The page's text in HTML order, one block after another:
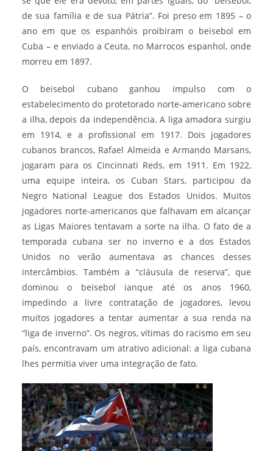
de sua família e de sua Pátria”. Foi preso em 1895 – o
ano em que os espanhóis proibiram o beisebol em
Cuba – e enviado a Ceuta, no Marrocos espanhol, onde
morreu em 1897.
O beisebol cubano ganhou impulso com o
estabelecimento do protetorado norte-americano sobre
a ilha, depois da independência. A liga amadora surgiu
em 1914, e a profissional em 1917. Dois jogadores
cubanos brancos, Rafael Almeida e Armando Marsans,
jogaram para os Cincinnati Reds, em 1911. Em 1922,
uma equipe inteira, os Cuban Stars, participou da
Negro National League dos Estados Unidos. Muitos
jogadores norte-americanos que falhavam em alcançar
as Ligas Maiores tentavam a sorte na ilha. O fato de a
temporada cubana ser no inverno e a dos Estados
Unidos no verão aumentava as chances desses
intercâmbios. Também a “cláusula de reserva”, que
dominou o beisebol ianque até os anos 1960,
impedindo a livre contratação de jogadores, levou
muitos jogadores a tentar aumentar a sua renda na
“liga de inverno”. Os negros, vítimas do racismo em seu
país, encontravam um atrativo adicional: a liga cubana
lhes permitia viver uma integração de fato.